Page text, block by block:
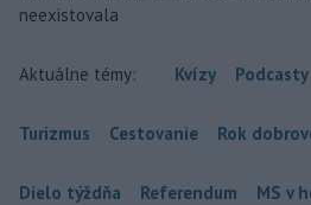
neexistovala
Aktuálne témy: Kvízy Podcasty
Turizmus Cestovanie Rok
Dielo týždňa Referendum MS v